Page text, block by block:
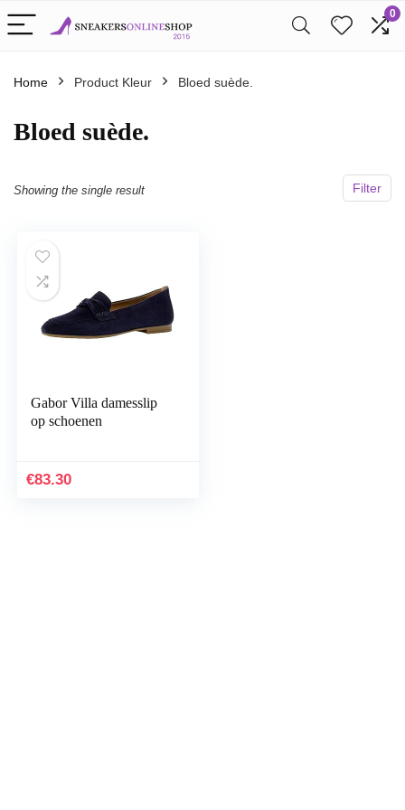
0
Home Product Kleur Bloed suède.
Bloed suède.
Filter
Showing the single result
Gabor Villa damesslip
op schoenen
€83.30